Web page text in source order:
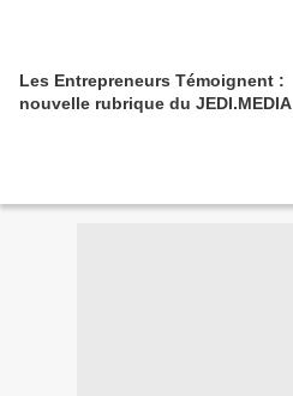
Les Entrepreneurs Témoignent :
nouvelle rubrique du JEDI.MEDIA